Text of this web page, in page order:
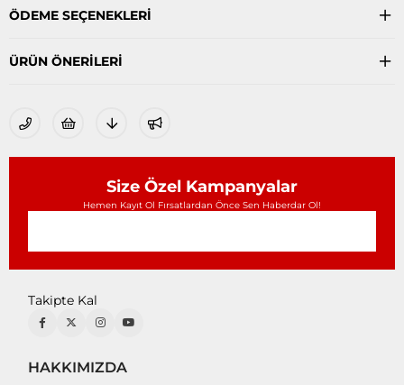
ÖDEME SEÇENEKLERI
ÜRÜN ÖNERILERI
Size Özel Kampanyalar
Hemen Kayıt Ol Fırsatlardan Önce Sen Haberdar Ol!
Takipte Kal
HAKKIMIZDA